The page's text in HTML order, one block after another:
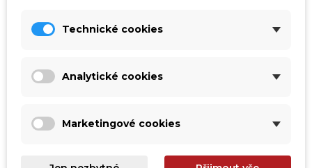
Technické cookies
Analytické cookies
Marketingové cookies